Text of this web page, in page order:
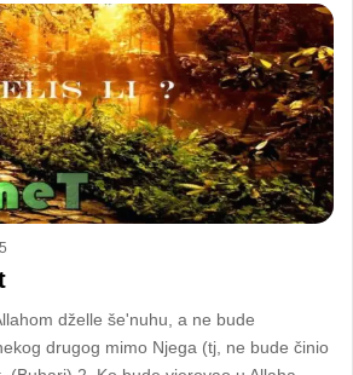
dželle še'nuhu, a ne bude
drugog mimo Njega (tj, ne bude činio